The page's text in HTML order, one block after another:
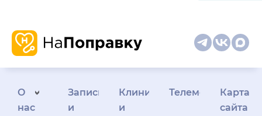
О
нас
Запись
и
Клиникам
и
Телемедицина
Карта
сайта